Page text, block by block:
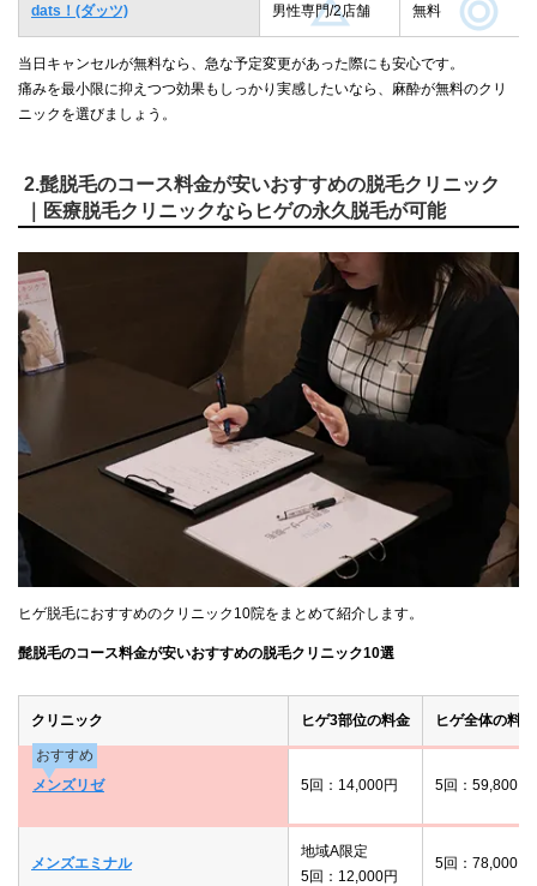
dats！(ダッツ) 男性専門/2店舗 無料
当日キャンセルが無料なら、急な予定変更があった際にも安心です。
痛みを最小限に抑えつつ効果もしっかり実感したいなら、麻酔が無料のクリ
ニックを選びましょう。
2.髭脱毛のコース料金が安いおすすめの脱毛クリニック
｜医療脱毛クリニックならヒゲの永久脱毛が可能
ヒゲ脱毛におすすめのクリニック10院をまとめて紹介します。
髭脱毛のコース料金が安いおすすめの脱毛クリニック10選
クリニック ヒゲ3部位の料金 ヒゲ全体の料金
おすすめ
メンズリゼ
5回：14,000円 5回：59,800円
メンズエミナル
地域A限定
5回：12,000円
5回：78,000円